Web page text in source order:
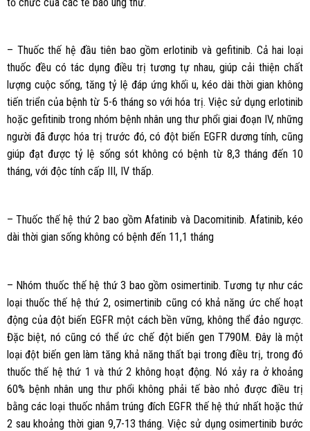
– Thuốc thế hệ đầu tiên bao gồm erlotinib và gefitinib. Cả hai loại
thuốc đều có tác dụng điều trị tương tự nhau, giúp cải thiện chất
lượng cuộc sống, tăng tỷ lệ đáp ứng khối u, kéo dài thời gian không
tiến triển của bệnh từ 5-6 tháng so với hóa trị. Việc sử dụng erlotinib
hoặc gefitinib trong nhóm bệnh nhân ung thư phổi giai đoạn IV, những
người đã được hóa trị trước đó, có đột biến EGFR dương tính, cũng
giúp đạt được tỷ lệ sống sót không có bệnh từ 8,3 tháng đến 10
tháng, với độc tính cấp III, IV thấp.
– Thuốc thế hệ thứ 2 bao gồm Afatinib và Dacomitinib. Afatinib, kéo
dài thời gian sống không có bệnh đến 11,1 tháng
– Nhóm thuốc thế hệ thứ 3 bao gồm osimertinib. Tương tự như các
loại thuốc thế hệ thứ 2, osimertinib cũng có khả năng ức chế hoạt
động của đột biến EGFR một cách bền vững, không thể đảo ngược.
Đặc biệt, nó cũng có thể ức chế đột biến gen T790M. Đây là một
loại đột biến gen làm tăng khả năng thất bại trong điều trị, trong đó
thuốc thế hệ thứ 1 và thứ 2 không hoạt động. Nó xảy ra ở khoảng
60% bệnh nhân ung thư phổi không phải tế bào nhỏ được điều trị
bằng các loại thuốc nhắm trúng đích EGFR thế hệ thứ nhất hoặc thứ
2 sau khoảng thời gian 9,7-13 tháng. Việc sử dụng osimertinib bước